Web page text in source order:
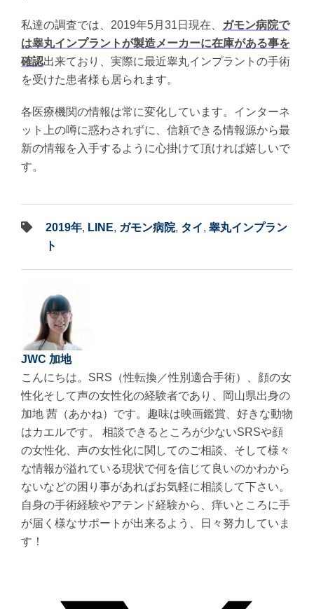
私達の調査では、2019年5月31日現在、
ガモン病院で
は睾丸インプラントが製造メーカーに在庫がある事を
確認出来ており、実際に最近睾丸インプラントの手術
を受けた患者様も居られます。
各医療機関の情報は常に変化しています。インターネ
ット上の噂に惑わされずに、信頼できる情報源から最
新の情報を入手するように心掛けて頂ければ嬉しいで
す。
2019年, LINE, ガモン病院, タイ, 睾丸インプラン
ト
JWC 加地
こんにちは。SRS（性転換／性別適合手術）、顔の女
性化そして声の女性化の経験者であり、岡山県出身の
加地 茜（あかね）です。趣味は映画鑑賞、好きな動物
はカエルです。 相談できるところが少ないSRSや顔
の女性化、声の女性化に関してのご相談、そして様々
な情報が溢れている現状で何を信じて良いのかわから
ないなどの困り事があればお気軽に相談して下さい。
自身の手術経験やアテンド経験から、痒いところに手
が届く様なサポートが出来るよう、日々努力していま
す！